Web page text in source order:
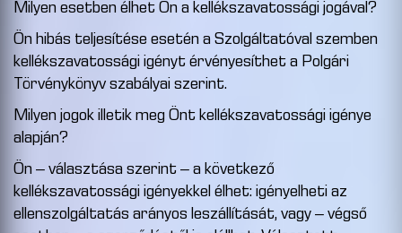
Milyen esetben élhet Ön a kellékszavatossági jogával?
Ön hibás teljesítése esetén a Szolgáltatóval szemben
kellékszavatossági igényt érvényesíthet a Polgári
Törvénykönyv szabályai szerint.
Milyen jogok illetik meg Önt kellékszavatossági igénye
alapján?
Ön – választása szerint – a következő
kellékszavatossági igényekkel élhet: igényelheti az
ellenszolgáltatás arányos leszállítását, vagy – végső